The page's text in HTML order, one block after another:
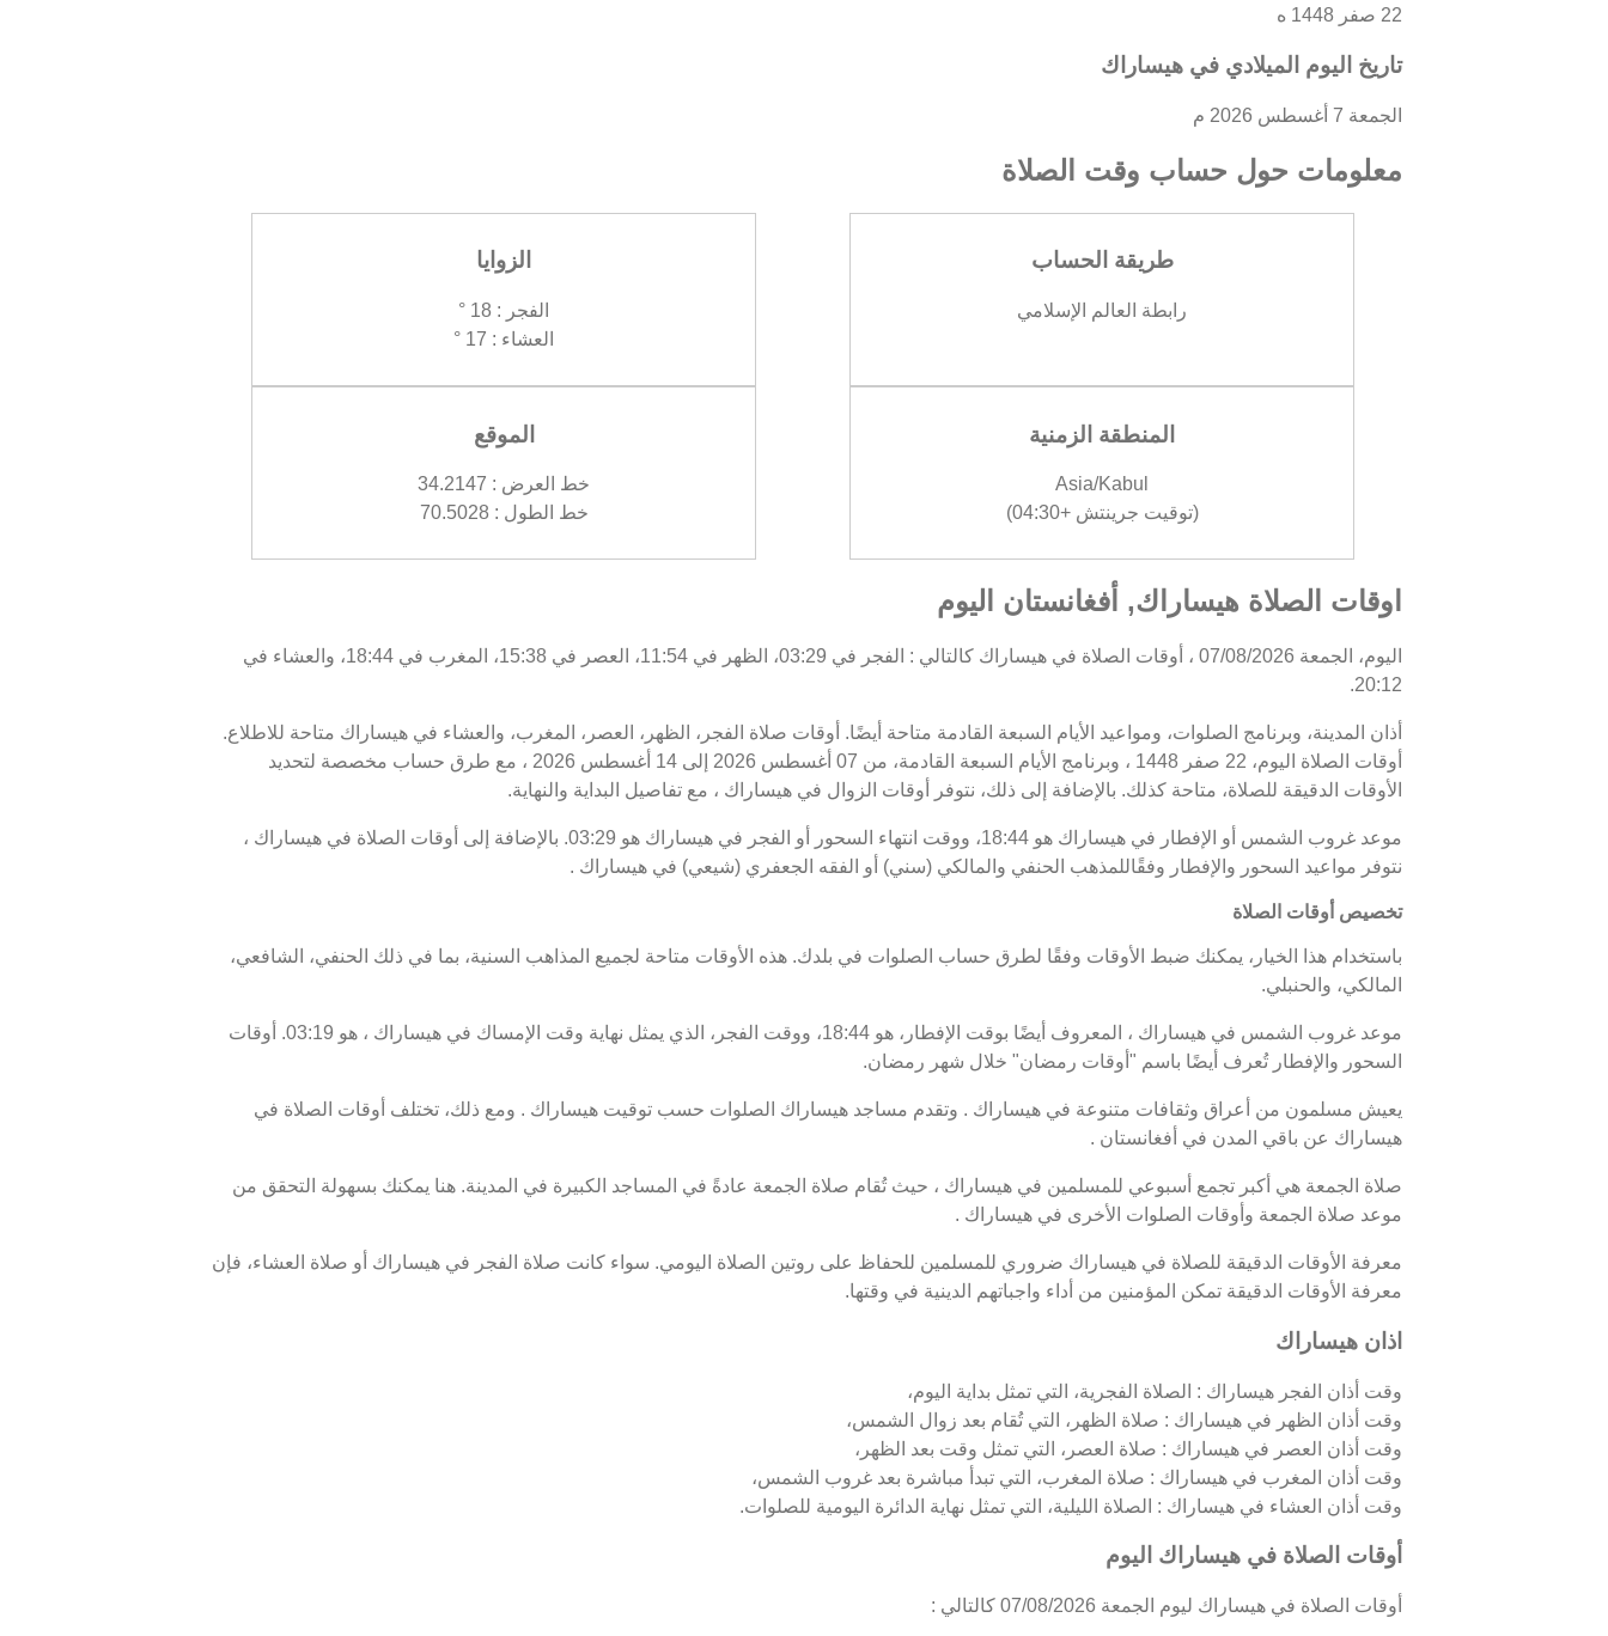
22 صفر 1448 ه
تاريخ اليوم الميلادي في هيساراك
الجمعة 7 أغسطس 2026 م
معلومات حول حساب وقت الصلاة
طريقة الحساب
رابطة العالم الإسلامي
الزوايا
الفجر : 18 °
العشاء : 17 °
المنطقة الزمنية
Asia/Kabul
(توقيت جرينتش +04:30)
الموقع
خط العرض : 34.2147
خط الطول : 70.5028
اوقات الصلاة هيساراك, أفغانستان اليوم
اليوم، الجمعة 07/08/2026 ، أوقات الصلاة في هيساراك كالتالي : الفجر في 03:29، الظهر في 11:54، العصر في 15:38، المغرب في 18:44، والعشاء في
20:12.
أذان المدينة، وبرنامج الصلوات، ومواعيد الأيام السبعة القادمة متاحة أيضًا. أوقات صلاة الفجر، الظهر، العصر، المغرب، والعشاء في هيساراك متاحة للاطلاع.
أوقات الصلاة اليوم، 22 صفر 1448 ، وبرنامج الأيام السبعة القادمة، من 07 أغسطس 2026 إلى 14 أغسطس 2026 ، مع طرق حساب مخصصة لتحديد
الأوقات الدقيقة للصلاة، متاحة كذلك. بالإضافة إلى ذلك، نتوفر أوقات الزوال في هيساراك ، مع تفاصيل البداية والنهاية.
موعد غروب الشمس أو الإفطار في هيساراك هو 18:44، ووقت انتهاء السحور أو الفجر في هيساراك هو 03:29. بالإضافة إلى أوقات الصلاة في هيساراك ،
نتوفر مواعيد السحور والإفطار وفقًاللمذهب الحنفي والمالكي (سني) أو الفقه الجعفري (شيعي) في هيساراك .
تخصيص أوقات الصلاة
باستخدام هذا الخيار، يمكنك ضبط الأوقات وفقًا لطرق حساب الصلوات في بلدك. هذه الأوقات متاحة لجميع المذاهب السنية، بما في ذلك الحنفي، الشافعي،
المالكي، والحنبلي.
موعد غروب الشمس في هيساراك ، المعروف أيضًا بوقت الإفطار، هو 18:44، ووقت الفجر، الذي يمثل نهاية وقت الإمساك في هيساراك ، هو 03:19. أوقات
السحور والإفطار تُعرف أيضًا باسم "أوقات رمضان" خلال شهر رمضان.
يعيش مسلمون من أعراق وثقافات متنوعة في هيساراك . وتقدم مساجد هيساراك الصلوات حسب توقيت هيساراك . ومع ذلك، تختلف أوقات الصلاة في
هيساراك عن باقي المدن في أفغانستان .
صلاة الجمعة هي أكبر تجمع أسبوعي للمسلمين في هيساراك ، حيث تُقام صلاة الجمعة عادةً في المساجد الكبيرة في المدينة. هنا يمكنك بسهولة التحقق من
موعد صلاة الجمعة وأوقات الصلوات الأخرى في هيساراك .
معرفة الأوقات الدقيقة للصلاة في هيساراك ضروري للمسلمين للحفاظ على روتين الصلاة اليومي. سواء كانت صلاة الفجر في هيساراك أو صلاة العشاء، فإن
معرفة الأوقات الدقيقة تمكن المؤمنين من أداء واجباتهم الدينية في وقتها.
اذان هيساراك
وقت أذان الفجر هيساراك : الصلاة الفجرية، التي تمثل بداية اليوم،
وقت أذان الظهر في هيساراك : صلاة الظهر، التي تُقام بعد زوال الشمس،
وقت أذان العصر في هيساراك : صلاة العصر، التي تمثل وقت بعد الظهر،
وقت أذان المغرب في هيساراك : صلاة المغرب، التي تبدأ مباشرة بعد غروب الشمس،
وقت أذان العشاء في هيساراك : الصلاة الليلية، التي تمثل نهاية الدائرة اليومية للصلوات.
أوقات الصلاة في هيساراك اليوم
أوقات الصلاة في هيساراك ليوم الجمعة 07/08/2026 كالتالي :